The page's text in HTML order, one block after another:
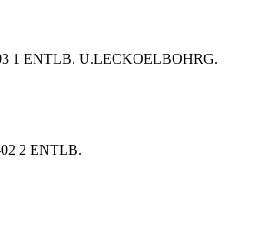
1 ENTLB. U.LECKOELBOHRG.
2 ENTLB.